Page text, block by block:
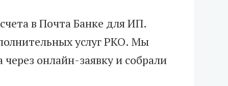
в Почта Банке для ИП.
услуг РКО. Мы
онлайн-заявку и собрали